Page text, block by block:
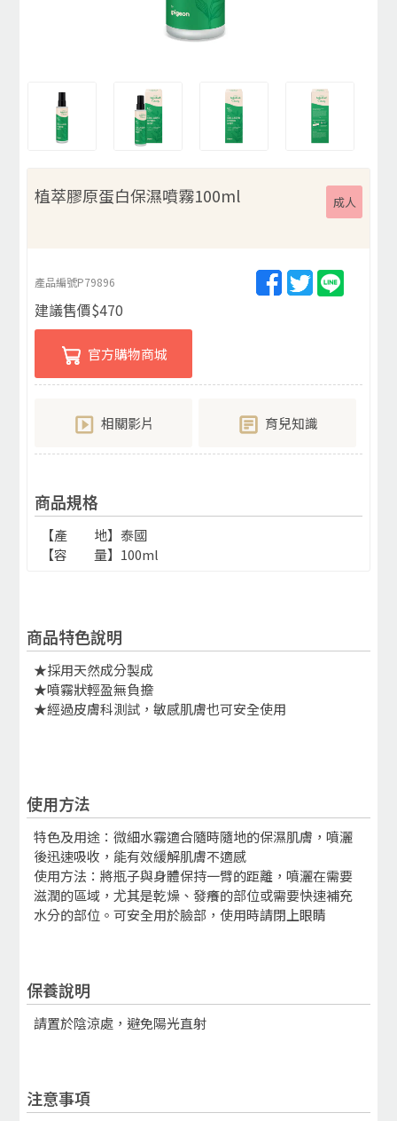
植萃膠原蛋白保濕噴霧100ml 成人
產品編號P79896
建議售價$470
官方購物商城
相關影片 育兒知識
商品規格
【產 地】泰國
【容 量】100ml
商品特色說明
★採用天然成分製成
★噴霧狀輕盈無負擔
★經過皮膚科測試，敏感肌膚也可安全使用
使用方法
特色及用途：微細水霧適合隨時隨地的保濕肌膚，噴灑
後迅速吸收，能有效緩解肌膚不適感
使用方法：將瓶子與身體保持一臂的距離，噴灑在需要
滋潤的區域，尤其是乾燥、發癢的部位或需要快速補充
水分的部位。可安全用於臉部，使用時請閉上眼睛
保養說明
請置於陰涼處，避免陽光直射
注意事項